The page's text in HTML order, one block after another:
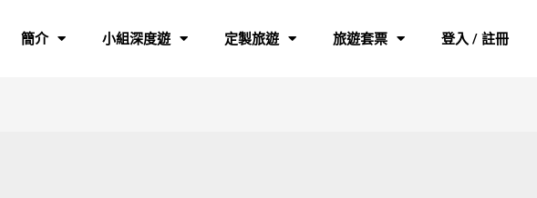
簡介 小組深度遊 定製旅遊 旅遊套票 登入 / 註冊